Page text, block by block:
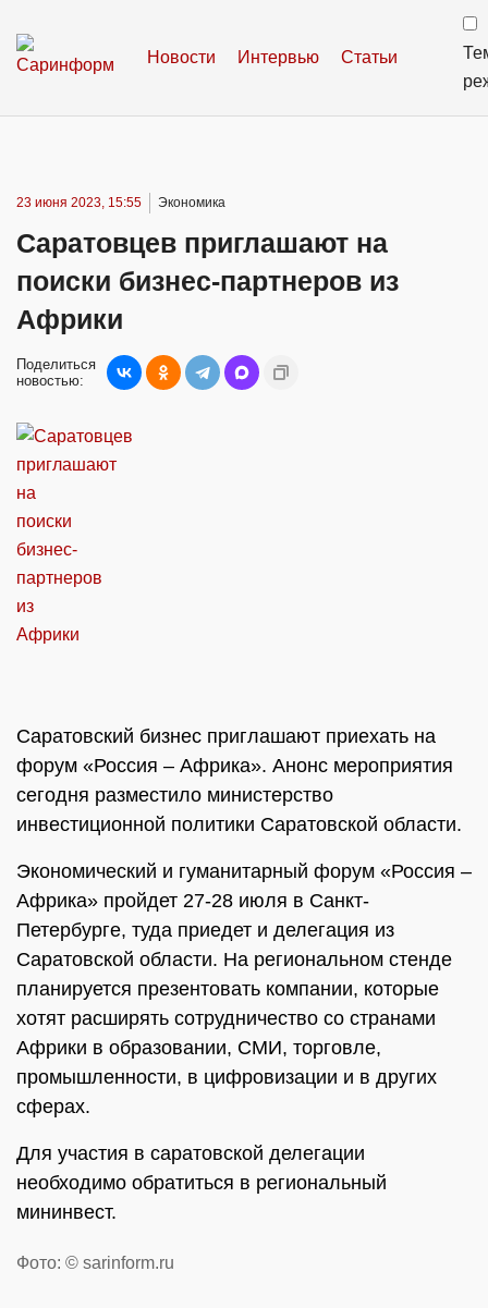
Новости Интервью Статьи
23 июня 2023, 15:55 Экономика
Саратовцев приглашают на
поиски бизнес-партнеров из
Африки
Поделиться
новостью:
Саратовский бизнес приглашают приехать на
форум «Россия – Африка». Анонс мероприятия
сегодня разместило министерство
инвестиционной политики Саратовской области.
Экономический и гуманитарный форум «Россия –
Африка» пройдет 27-28 июля в Санкт-
Петербурге, туда приедет и делегация из
Саратовской области. На региональном стенде
планируется презентовать компании, которые
хотят расширять сотрудничество со странами
Африки в образовании, СМИ, торговле,
промышленности, в цифровизации и в других
сферах.
Для участия в саратовской делегации
необходимо обратиться в региональный
мининвест.
Фото: © sarinform.ru